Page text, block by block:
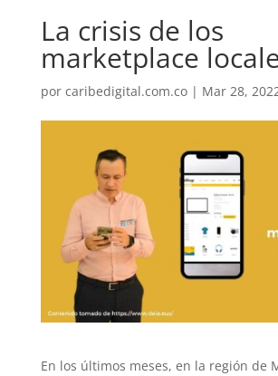
La crisis de los
marketplace
por caribedigital.com.co| Mar 28,
En los últimos meses, en la región de